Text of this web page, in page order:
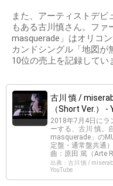
また、アーティストデ
もある古川慎さん。ファ
masquerade」はオリコ
カンドシングル「地図が
10位の売上を記録してい
古川 慎 /
（Short Ver.） -
2018年7月4日にラ
ーする、古川 慎。
masquerade」の
定盤・通常盤共通
曲：原田 篤（Arte
出典：古川 慎 /
YouTube